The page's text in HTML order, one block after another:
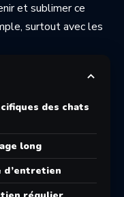
et sublimer ce
surtout avec les
des chats
long
d’entretien